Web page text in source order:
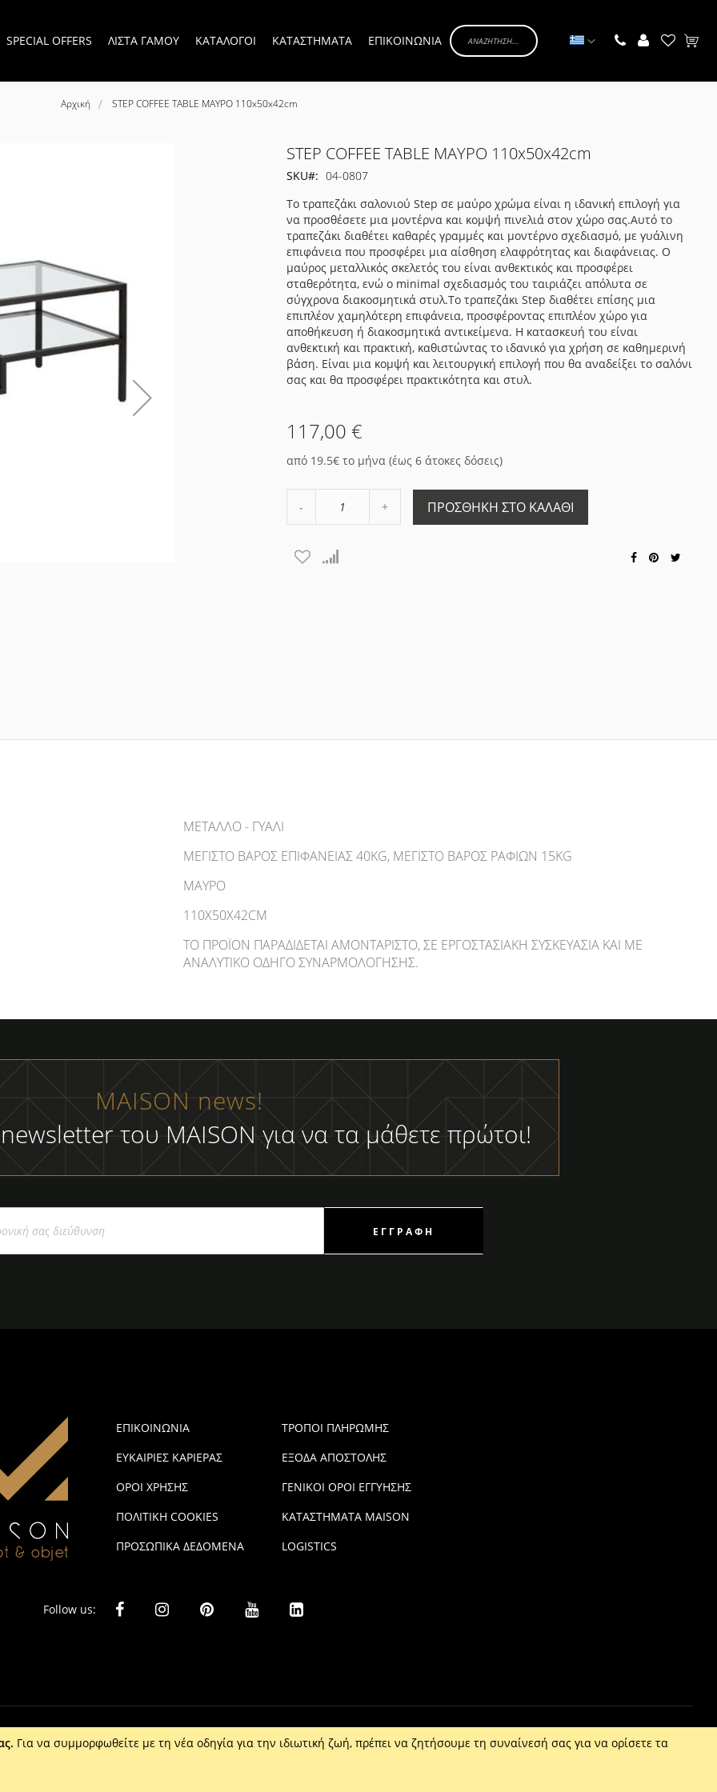
SPECIAL OFFERS ΛΙΣΤΑ ΓΑΜΟΥ ΚΑΤΑΛΟΓΟΙ ΚΑΤΑΣΤΗΜΑΤΑ ΕΠΙΚΟΙΝΩΝΙΑ
Γλώσσα
Αρχική STEP COFFEE TABLE ΜΑΥΡΟ 110x50x42cm
STEP COFFEE TABLE ΜΑΥΡΟ 110x50x42cm
SKU
04-0807
Το τραπεζάκι σαλονιού Step σε μαύρο χρώμα είναι η ιδανική επιλογή για
να προσθέσετε μια μοντέρνα και κομψή πινελιά στον χώρο σας.Αυτό το
τραπεζάκι διαθέτει καθαρές γραμμές και μοντέρνο σχεδιασμό, με γυάλινη
επιφάνεια που προσφέρει μια αίσθηση ελαφρότητας και διαφάνειας. Ο
μαύρος μεταλλικός σκελετός του είναι ανθεκτικός και προσφέρει
σταθερότητα, ενώ ο minimal σχεδιασμός του ταιριάζει απόλυτα σε
σύγχρονα διακοσμητικά στυλ.Το τραπεζάκι Step διαθέτει επίσης μια
επιπλέον χαμηλότερη επιφάνεια, προσφέροντας επιπλέον χώρο για
αποθήκευση ή διακοσμητικά αντικείμενα. Η κατασκευή του είναι
ανθεκτική και πρακτική, καθιστώντας το ιδανικό για χρήση σε καθημερινή
βάση. Είναι μια κομψή και λειτουργική επιλογή που θα αναδείξει το σαλόνι
σας και θα προσφέρει πρακτικότητα και στυλ.
117,00 €
από 19.5€ το μήνα (έως 6 άτοκες δόσεις)
κατά
1
Αύξηση
ΠΡΟΣΘΉΚΗ ΣΤΟ ΚΑΛΆΘΙ
ΜΕΤΑΛΛΟ - ΓΥΑΛΙ
ΜΈΓΙΣΤΟ ΒΑΡΌΣ ΕΠΙΦΆΝΕΙΑΣ 40KG, ΜΈΓΙΣΤΟ ΒΆΡΟΣ ΡΑΦΙΏΝ 15KG
ΜΑΥΡΟ
110X50X42CM
ΤΟ ΠΡΟΪΌΝ ΠΑΡΑΔΊΔΕΤΑΙ ΑΜΟΝΤΆΡΙΣΤΟ, ΣΕ ΕΡΓΟΣΤΑΣΙΑΚΉ ΣΥΣΚΕΥΑΣΊΑ ΚΑΙ ΜΕ
ΑΝΑΛΥΤΙΚΌ ΟΔΗΓΌ ΣΥΝΑΡΜΟΛΌΓΗΣΗΣ.
MAISON news!
του MAISON για να τα μάθετε πρώτοι!
ΕΓΓΡΑΦΉ
ΕΠΙΚΟΙΝΩΝΙΑ
ΕΥΚΑΙΡΙΕΣ ΚΑΡΙΕΡΑΣ
ΟΡΟΙ ΧΡΗΣΗΣ
ΠΟΛΙΤΙΚΗ COOKIES
ΠΡΟΣΩΠΙΚΑ ΔΕΔΟΜΕΝΑ
ΤΡΟΠΟΙ ΠΛΗΡΩΜΗΣ
ΕΞΟΔΑ ΑΠΟΣΤΟΛΗΣ
ΓΕΝΙΚΟΙ ΟΡΟΙ ΕΓΓΥΗΣΗΣ
ΚΑΤΑΣΤΗΜΑΤΑ MAISON
LOGISTICS
Follow us:
Για να συμμορφωθείτε με τη νέα οδηγία για την ιδιωτική ζωή, πρέπει να ζητήσουμε τη συναίνεσή σας για να ορίσετε τα